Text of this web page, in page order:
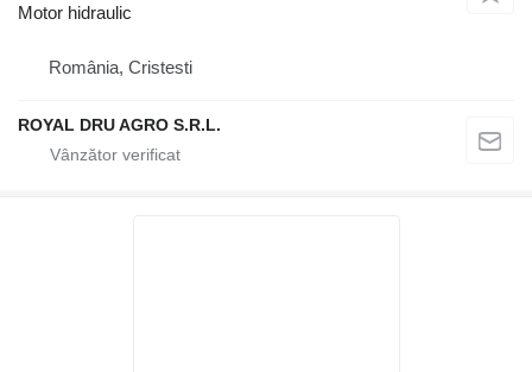
Motor hidraulic
România, Cristesti
ROYAL DRU AGRO S.R.L.